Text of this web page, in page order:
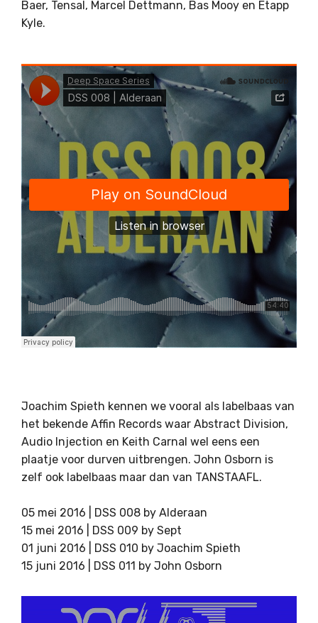
Baer, Tensal, Marcel Dettmann, Bas Mooy en Etapp
Kyle.
Joachim Spieth kennen we vooral als labelbaas van
het bekende Affin Records waar Abstract Division,
Audio Injection en Keith Carnal wel eens een
plaatje voor durven uitbrengen. John Osborn is
zelf ook labelbaas maar dan van TANSTAAFL.
05 mei 2016 | DSS 008 by Alderaan
15 mei 2016 | DSS 009 by Sept
01 juni 2016 | DSS 010 by Joachim Spieth
15 juni 2016 | DSS 011 by John Osborn